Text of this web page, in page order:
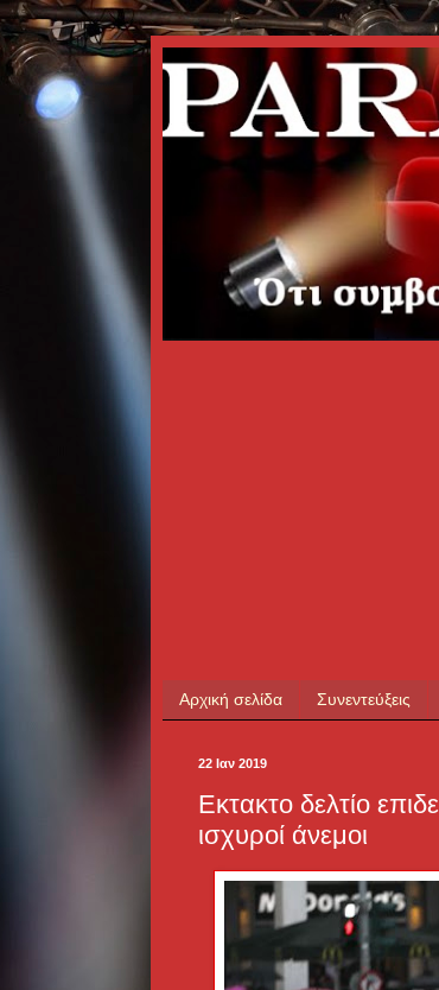
Αρχική σελίδα Συνεντεύξεις
22 Ιαν 2019
Εκτακτο δελτίο
ισχυροί άνεμοι